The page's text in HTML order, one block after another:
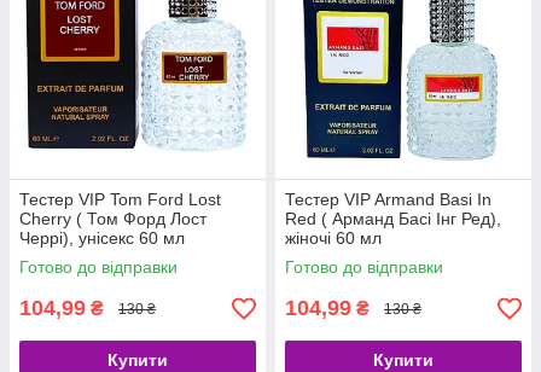
Тестер VIP Tom Ford Lost
Cherry ( Том Форд Лост
Черрі), унісекс 60 мл
Готово до відправки
104,99 ₴ 130 ₴
Купити
Тестер VIP Armand Basi In
Red ( Арманд Басі Інг Ред),
жіночі 60 мл
Готово до відправки
104,99 ₴ 130 ₴
Купити